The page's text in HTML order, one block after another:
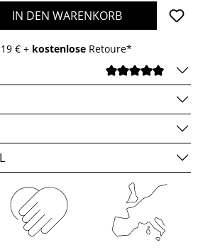
Gib den gewünschten
IN DEN WARENKORB
€ + kostenlose Retoure*